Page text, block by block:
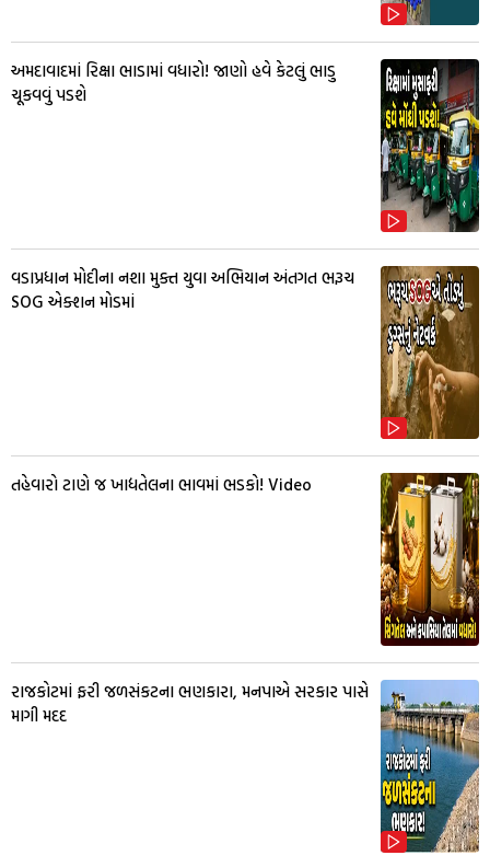
અમદાવાદમાં રિક્ષા ભાડામાં વધારો! જાણો હવે કેટલું ભાડુ
ચૂકવવું પડશે
વડાપ્રધાન મોદીના નશા મુક્ત યુવા અભિયાન અંતગત ભરૂચ
SOG એક્શન મોડમાં
તહેવારો ટાણે જ ખાદ્યતેલના ભાવમાં ભડકો! Video
રાજકોટમાં ફરી જળસંકટના ભણકારા, મનપાએ સરકાર પાસે
માગી મદદ